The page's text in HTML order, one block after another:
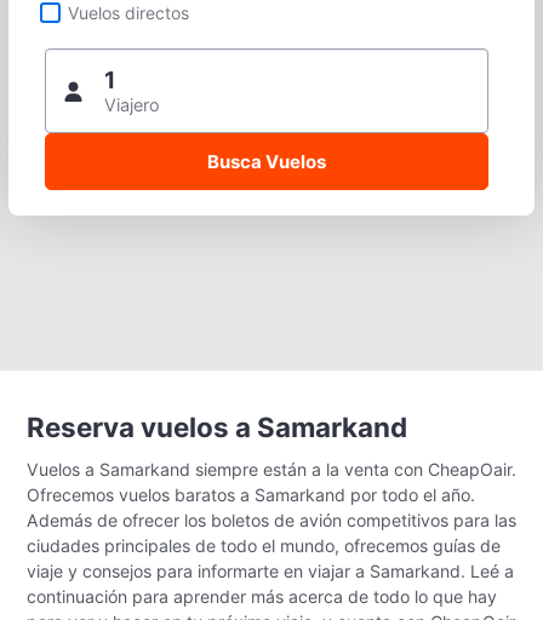
Vuelos directos
1
Viajero
Reserva vuelos a Samarkand
Vuelos a Samarkand siempre están a la venta con CheapOair.
Ofrecemos vuelos baratos a Samarkand por todo el año.
Además de ofrecer los boletos de avión competitivos para las
ciudades principales de todo el mundo, ofrecemos guías de
viaje y consejos para informarte en viajar a Samarkand. Leé a
continuación para aprender más acerca de todo lo que hay